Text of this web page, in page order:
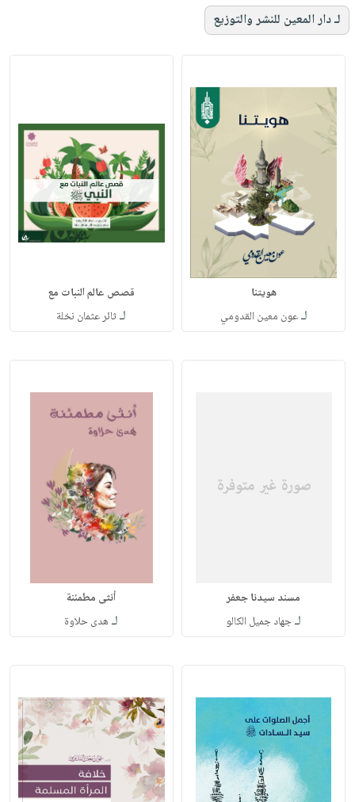
لـ دار المعين للنشر والتوزيع
هويتنا
لـعون معين القدومي
قصص عالم النبات مع
لـثائر عثمان نخلة
مسند سيدنا جعفر
لـجهاد جميل الكالو
أنثى مطمئنة
لـ هدى حلاوة